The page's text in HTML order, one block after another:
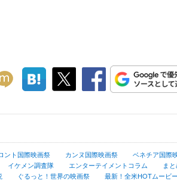
ント国際映画祭 カンヌ国際映画祭 ベネチア国際
イケメン調査隊 エンターテイメントコラム
ま
ぐるっと！世界の映画祭 最新！全米HOTムービー